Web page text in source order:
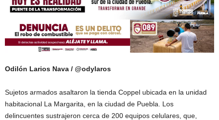
Odilón Larios Nava / @odylaros
Sujetos armados asaltaron la tienda Coppel ubicada en la unidad
habitacional La Margarita, en la ciudad de Puebla. Los
delincuentes sustrajeron cerca de 200 equipos celulares, que,